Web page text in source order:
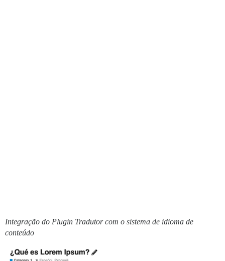
Integração do Plugin Tradutor com o sistema de idioma de
conteúdo